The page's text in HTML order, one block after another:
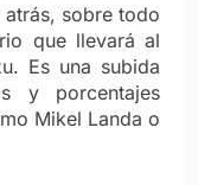
sobre todo
que llevará al
Es una subida
y porcentajes
Mikel Landa o